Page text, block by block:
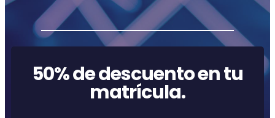
50% de descuento en tu
matrícula.